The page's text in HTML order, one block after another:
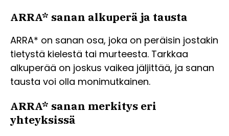
ARRA* sanan alkuperä ja tausta
ARRA* on sanan osa, joka on peräisin jostakin
tietystä kielestä tai murteesta. Tarkkaa
alkuperää on joskus vaikea jäljittää, ja sanan
tausta voi olla monimutkainen.
ARRA* sanan merkitys eri
yhteyksissä